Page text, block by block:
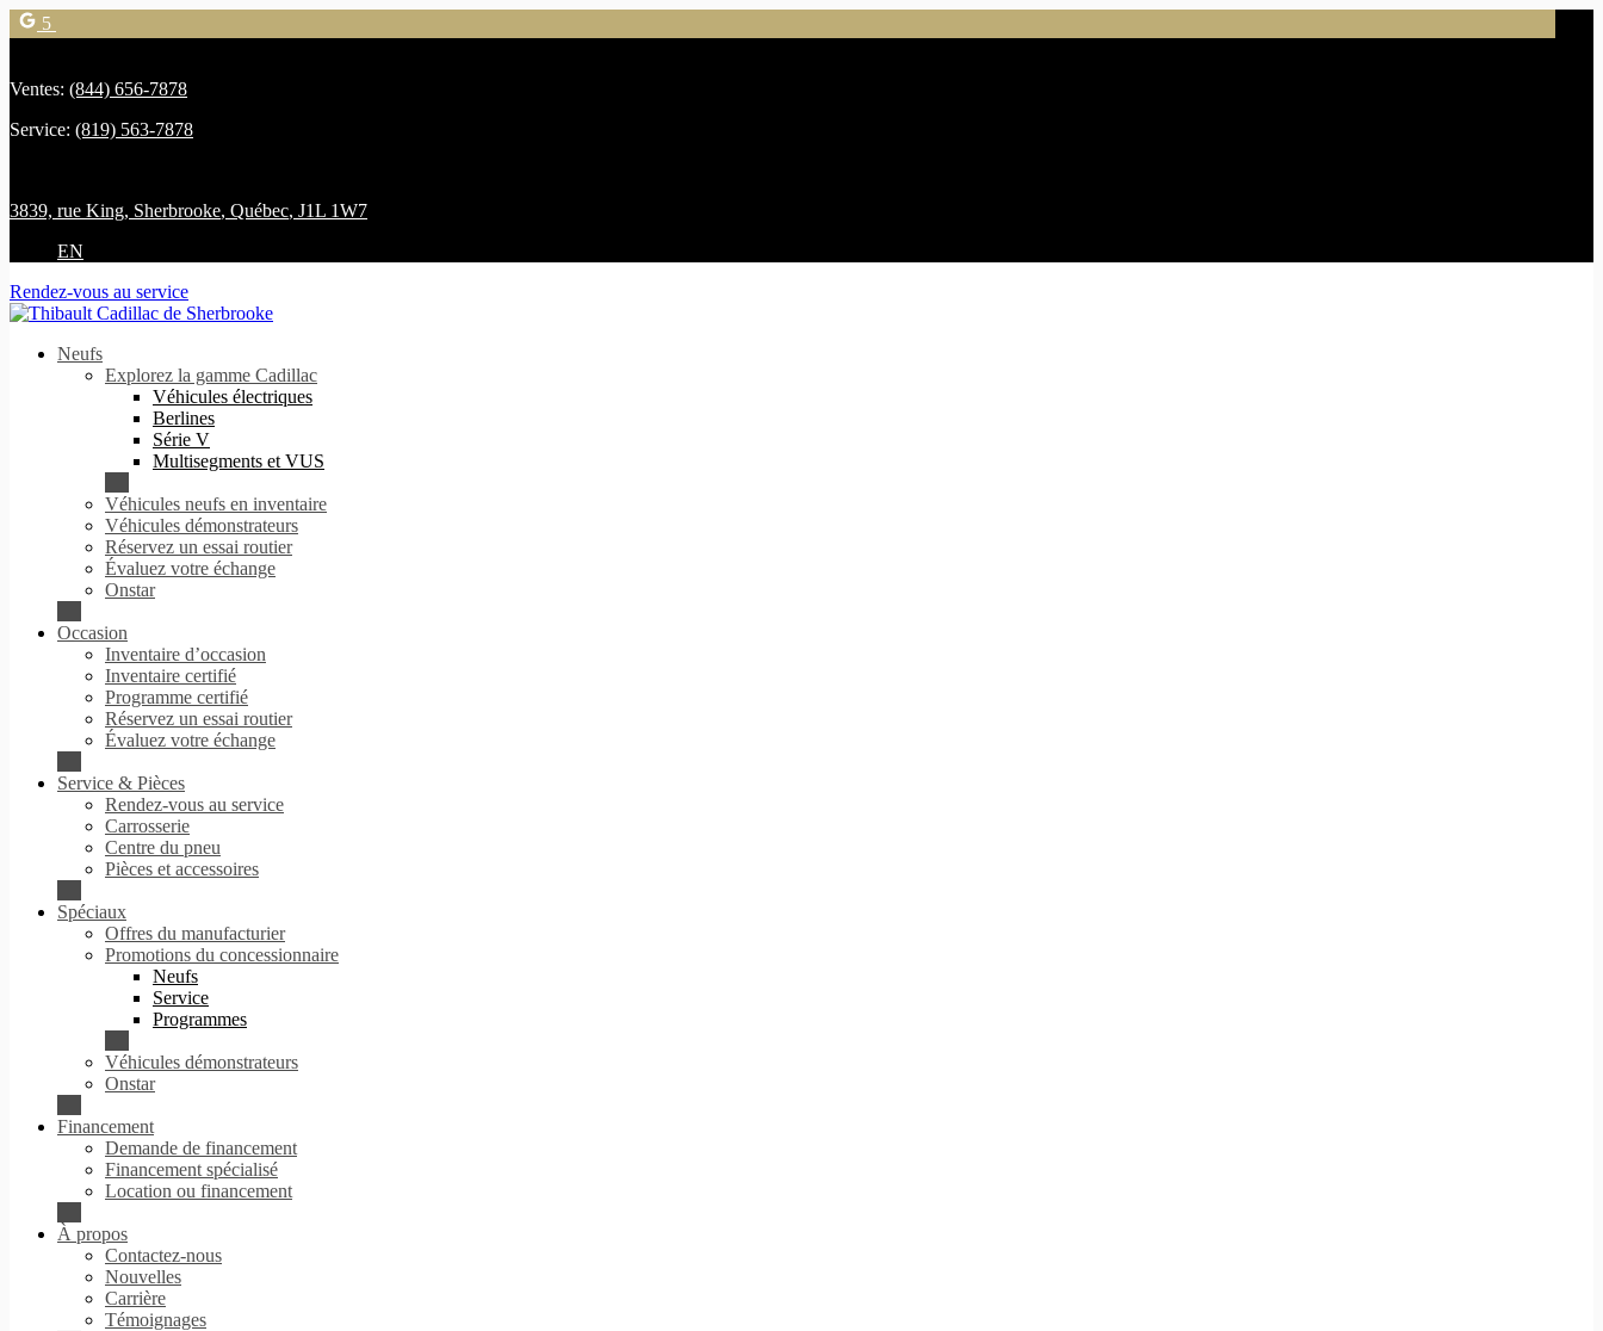
5
Ventes: (844) 656-7878
Service: (819) 563-7878
3839, rue King, Sherbrooke, Québec, J1L 1W7
EN
Rendez-vous au service
Neufs
Explorez la gamme Cadillac
Véhicules électriques
Berlines
Série V
Multisegments et VUS
Véhicules neufs en inventaire
Véhicules démonstrateurs
Réservez un essai routier
Évaluez votre échange
Onstar
Occasion
Inventaire d’occasion
Inventaire certifié
Programme certifié
Réservez un essai routier
Évaluez votre échange
Service & Pièces
Rendez-vous au service
Carrosserie
Centre du pneu
Pièces et accessoires
Spéciaux
Offres du manufacturier
Promotions du concessionnaire
Neufs
Service
Programmes
Véhicules démonstrateurs
Onstar
Financement
Demande de financement
Financement spécialisé
Location ou financement
À propos
Contactez-nous
Nouvelles
Carrière
Témoignages